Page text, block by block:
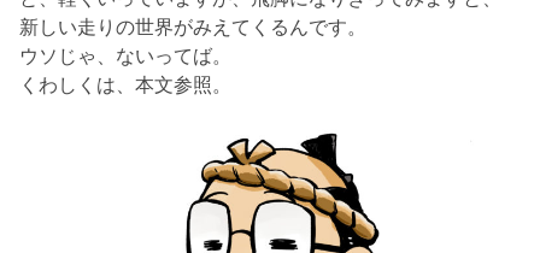
新しい走りの世界がみえてくるんです。
ウソじゃ、ないってば。
くわしくは、本文参照。